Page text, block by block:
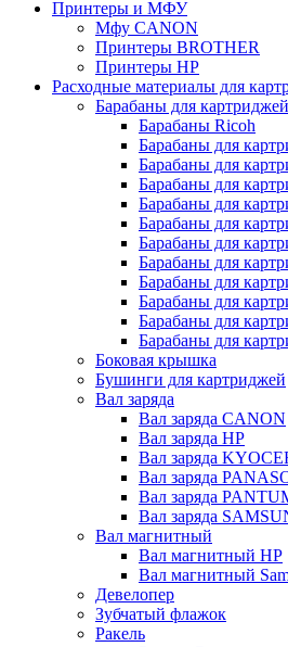
Принтеры и МФУ
Мфу CANON
Принтеры BROTHER
Принтеры HP
Расходные материалы для
Барабаны для картриджей
Барабаны Ricoh
Барабаны для
Барабаны для
Барабаны для
Барабаны для
Барабаны для
Барабаны для
Барабаны для
Барабаны для
Барабаны для
Барабаны для
Барабаны для
Боковая крышка
Бушинги для картриджей
Вал заряда
Вал заряда CANON
Вал заряда HP
Вал заряда
Вал заряда
Вал заряда
Вал заряда
Вал магнитный
Вал магнитный HP
Вал магнитный
Девелопер
Зубчатый флажок
Ракель